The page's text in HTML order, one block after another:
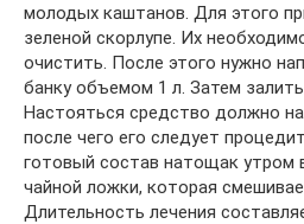
молодых каштанов. Для этого
зеленой скорлупе. Их
очистить. После этого нужно
банку объемом 1 л. Затем
Настояться средство должно
после чего его следует
готовый состав натощак утром
чайной ложки, которая
Длительность лечения